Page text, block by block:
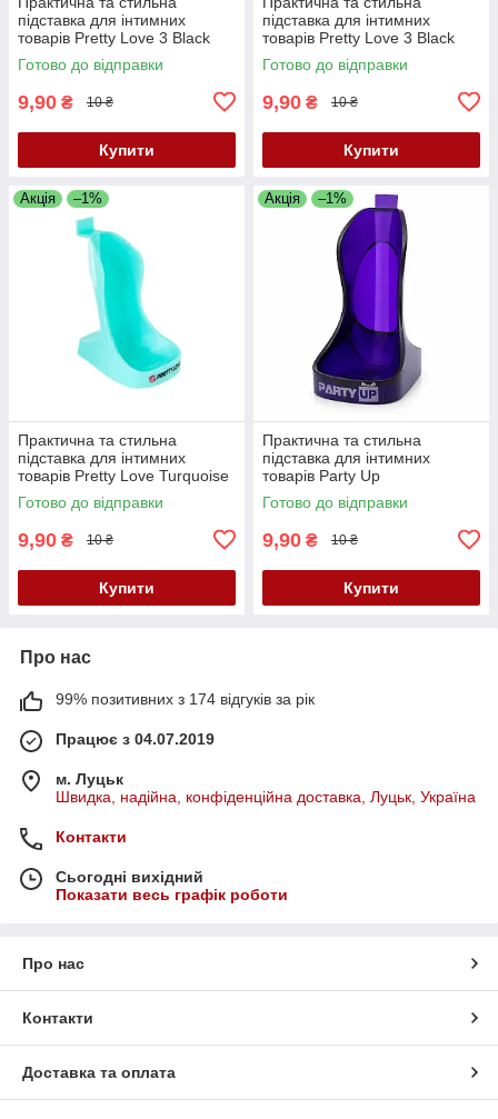
підставка для інтимних
товарів Pretty Love 3 Black
Готово до відправки
9,90 ₴ 10 ₴
Купити
підставка для інтимних
товарів Pretty Love 3 Black
Готово до відправки
9,90 ₴ 10 ₴
Купити
Акція –1%
Практична та стильна
підставка для інтимних
товарів Pretty Love Turquoise
Готово до відправки
9,90 ₴ 10 ₴
Купити
Акція –1%
Практична та стильна
підставка для інтимних
товарів Party Up
Готово до відправки
9,90 ₴ 10 ₴
Купити
Про нас
99% позитивних з 174 відгуків за рік
Працює з 04.07.2019
м. Луцьк
Швидка, надійна, конфіденційна доставка, Луцьк, Україна
Контакти
Сьогодні вихідний
Показати весь графік роботи
Про нас
Контакти
Доставка та оплата